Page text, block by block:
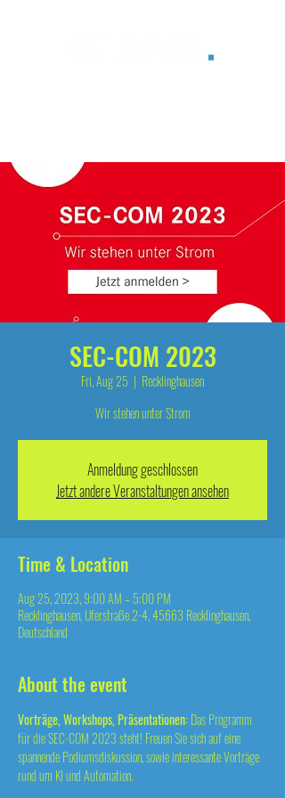
SEC-COM 2023
Fri, Aug 25
  |
Recklinghausen
Wir stehen unter Strom
Anmeldung geschlossen
Jetzt andere Veranstaltungen ansehen
Time & Location
Aug 25, 2023, 9:00 AM – 5:00 PM
Recklinghausen, Uferstraße 2-4, 45663 Recklinghausen,
Deutschland
About the event
Vorträge, Workshops, Präsentationen: Das Programm
für die SEC-COM 2023 steht! Freuen Sie sich auf eine
spannende Podiumsdiskussion, sowie interessante Vorträge
rund um KI und Automation.